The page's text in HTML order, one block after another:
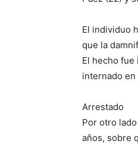
El individuo
que la
El hecho
internado en
Arrestado
Por otro
años, sobre